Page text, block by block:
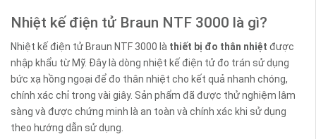
Nhiệt kế điện tử Braun NTF 3000 là gì?
Nhiệt kế điện tử Braun NTF 3000 là thiết bị đo thân nhiệt được
nhập khẩu từ Mỹ. Đây là dòng nhiệt kế điện tử đo trán sử dụng
bức xạ hồng ngoại để đo thân nhiệt cho kết quả nhanh chóng,
chính xác chỉ trong vài giây. Sản phẩm đã được thử nghiệm lâm
sàng và được chứng minh là an toàn và chính xác khi sử dụng
theo hướng dẫn sử dụng.